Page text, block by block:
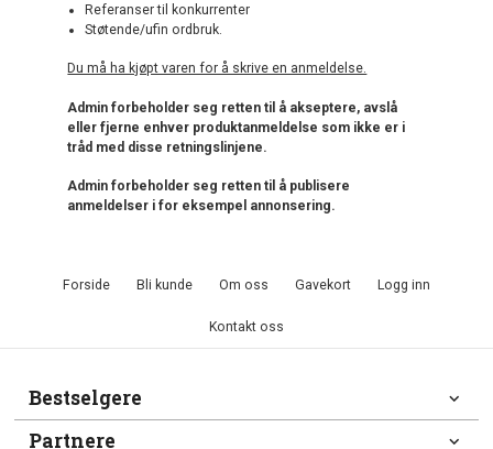
Referanser til konkurrenter
Støtende/ufin ordbruk.
Du må ha kjøpt varen for å skrive en anmeldelse.
Admin forbeholder seg retten til å akseptere, avslå
eller fjerne enhver produktanmeldelse som ikke er i
tråd med disse retningslinjene.
Admin forbeholder seg retten til å publisere
anmeldelser i for eksempel annonsering.
Forside Bli kunde Om oss Gavekort Logg inn
Kontakt oss
Bestselgere
Partnere